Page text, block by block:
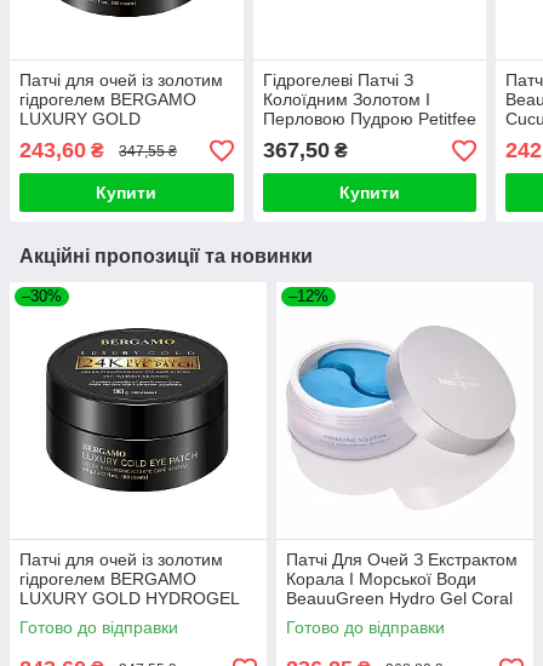
Патчі для очей із золотим
гідрогелем BERGAMO
LUXURY GOLD
HYDROGEL EYE PATCH
(60PCS)
243,60 ₴ 347,55 ₴
Купити
Гідрогелеві Патчі З
Колоїдним Золотом І
Перловою Пудрою Petitfee
Black Pearl&Gold Hydrogel
Eye Patch
367,50₴
Купити
Акційні пропозиції та новинки
–30%
Патчі для очей із золотим
гідрогелем BERGAMO
LUXURY GOLD HYDROGEL
EYE PATCH (60PCS)
Готово до відправки
–12%
Патчі Для Очей З Екстрактом
Корала І Морської Води
BeauuGreen Hydro Gel Coral
& Aqua Eye Patch (Стандарт)
Готово до відправки